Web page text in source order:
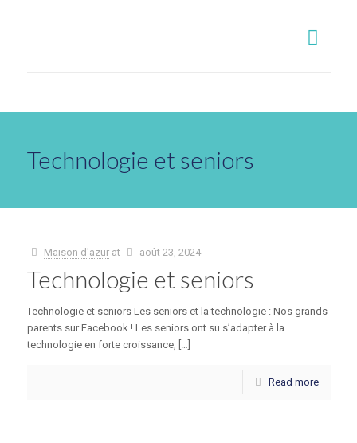
Technologie et seniors
Maison d'azur at août 23, 2024
Technologie et seniors
Technologie et seniors Les seniors et la technologie : Nos grands
parents sur Facebook ! Les seniors ont su s’adapter à la
technologie en forte croissance, […]
Read more